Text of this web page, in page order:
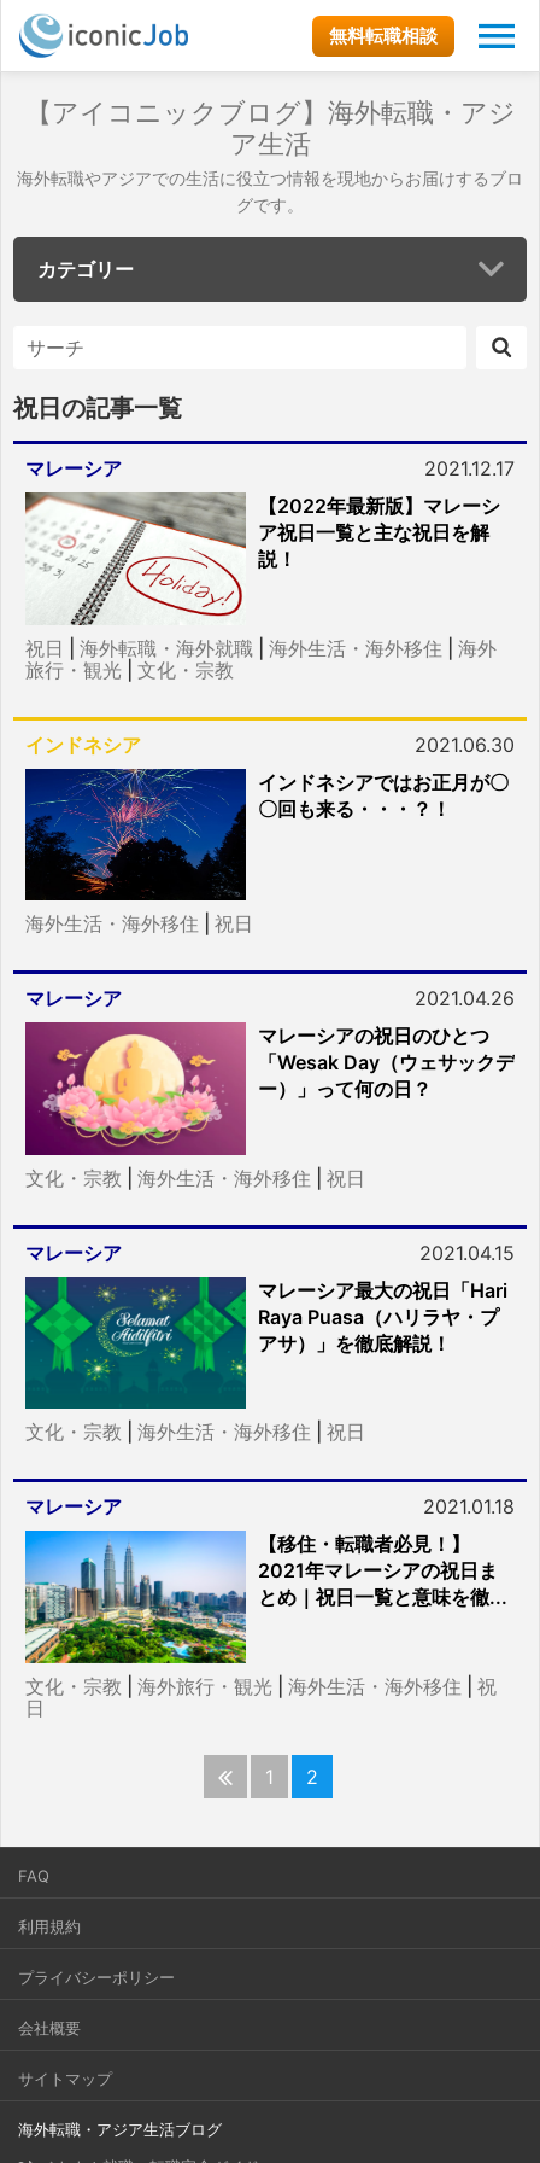
無料転職相談
【アイコニックブログ】海外転職・アジ
ア生活
海外転職やアジアでの生活に役立つ情報を現地からお届けするブロ
グです。
カテゴリー
祝日の記事一覧
マレーシア
2021.12.17
【2022年最新版】マレーシ
ア祝日一覧と主な祝日を解
説！
祝日 海外転職・海外就職 海外生活・海外移住
海外
旅行・観光
文化・宗教
インドネシア
2021.06.30
インドネシアではお正月が〇
〇回も来る・・・？！
海外生活・海外移住 祝日
マレーシア
2021.04.26
マレーシアの祝日のひとつ
「Wesak Day（ウェサックデ
ー）」って何の日？
文化・宗教 海外生活・海外移住 祝日
マレーシア
2021.04.15
マレーシア最大の祝日「Hari
Raya Puasa（ハリラヤ・プ
アサ）」を徹底解説！
文化・宗教 海外生活・海外移住 祝日
マレーシア
2021.01.18
【移住・転職者必見！】
2021年マレーシアの祝日ま
とめ｜祝日一覧と意味を徹...
文化・宗教 海外旅行・観光 海外生活・海外移住
祝
日
1 2
FAQ
利用規約
プライバシーポリシー
会社概要
サイトマップ
海外転職・アジア生活ブログ